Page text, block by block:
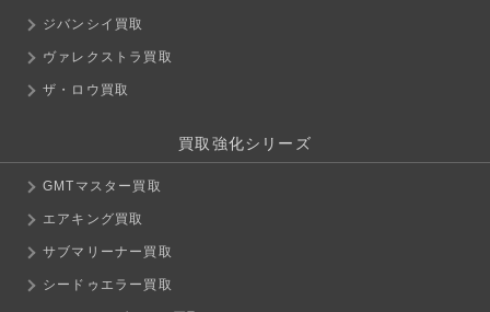
ジバンシイ買取
ヴァレクストラ買取
ザ・ロウ買取
買取強化シリーズ
GMTマスター買取
エアキング買取
サブマリーナー買取
シードゥエラー買取